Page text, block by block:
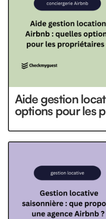
Aide gestion
options pour les